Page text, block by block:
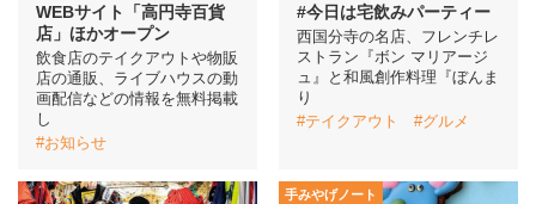
おしらせ
駅から探す
WEBサイト「高円寺百貨
店」ほかオープン
飲食店のテイクアウトや物販
店の通販、ライブハウスの動
画配信などの情報を無料掲載
し
#お知らせ
#今日は宅飲みパーティー
西国分寺の名店、フレンチレ
ストラン『ボン マリアージ
ュ』と和風創作料理『ぼんま
り
#テイクアウト
#グルメ
手みやげノート